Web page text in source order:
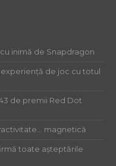
inimă de Snapdragon
de joc cu totul
de premii Red Dot
magnetică
toate așteptările